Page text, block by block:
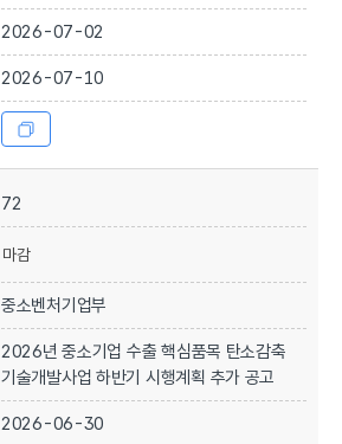
2026-07-02
2026-07-10
72
마감
중소벤처기업부
2026년 중소기업 수출 핵심품목 탄소감축
기술개발사업 하반기 시행계획 추가 공고
2026-06-30